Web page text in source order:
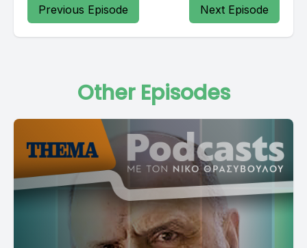
Previous Episode Next Episode
Other Episodes